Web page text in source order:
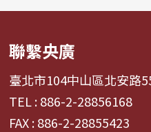
聯繫央廣
臺北市104中山區北安路
TEL : 886-2-28856168
FAX : 886-2-28855423